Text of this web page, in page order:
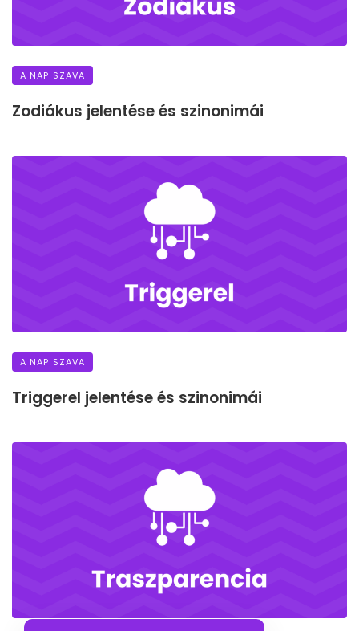
A NAP SZAVA
Zodiákus jelentése és szinonimái
A NAP SZAVA
Triggerel jelentése és szinonimái